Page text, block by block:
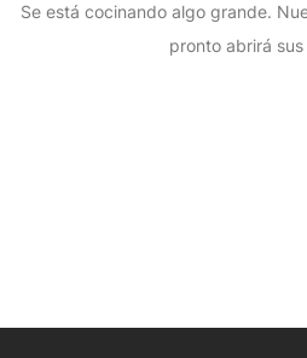
Se está cocinando algo grande.
pronto abrirá